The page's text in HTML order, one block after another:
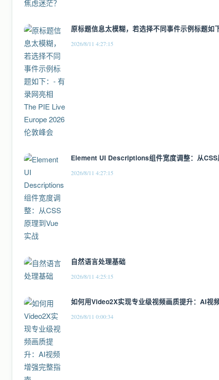
原标题信息太模糊，若选择不同事件示例标题
2026/8/11 4:27:15
Element UI Descriptions组件宽度调整：从
2026/8/11 4:27:15
自然语言处理基础
2026/8/11 4:25:15
如何用Video2X实现专业级视频画质提升：AI视
2026/8/11 0:00:34